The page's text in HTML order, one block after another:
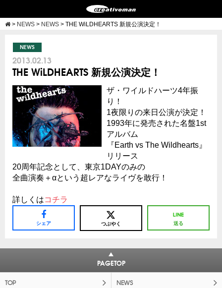
> NEWS > NEWS > THE WiLDHEARTS 新規公演決定！
NEWS
2013.02.13
THE WiLDHEARTS 新規公演決定！
ザ・ワイルドハーツ4年振
り！
1夜限りの来日公演が決定！
1993年に発売された名盤1st
アルバム
『Earth vs The Wildhearts』
リリース
20周年記念として、東京1DAYのみの
全曲演奏＋αという超レアなライヴを敢行！
詳しくはコチラ
シェア つぶやく 送る
PAGETOP
TOP NEWS